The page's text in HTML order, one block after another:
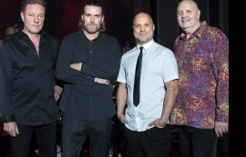
Tir 27. okt
Kl. 14:30
Ubesvart